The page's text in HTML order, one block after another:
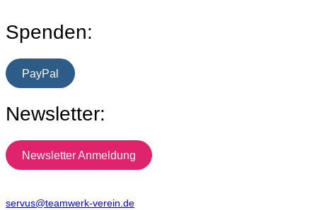
Spenden:
PayPal
Newsletter:
Newsletter Anmeldung
servus@teamwerk-verein.de